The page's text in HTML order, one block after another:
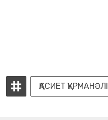
ҚАСИЕТ ҚҰРМАНӘЛІ